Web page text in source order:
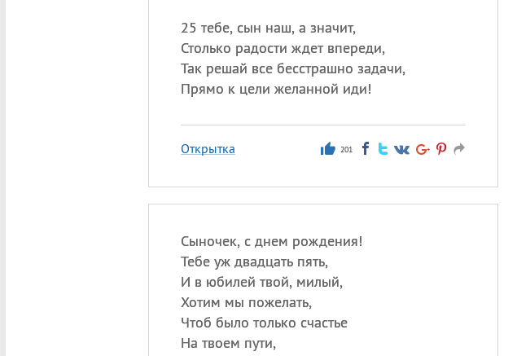
25 тебе, сын наш, а значит,
Столько радости ждет впереди,
Так решай все бесстрашно задачи,
Прямо к цели желанной иди!
Открытка 201
Сыночек, с днем рождения!
Тебе уж двадцать пять,
И в юбилей твой, милый,
Хотим мы пожелать,
Чтоб было только счастье
На твоем пути,